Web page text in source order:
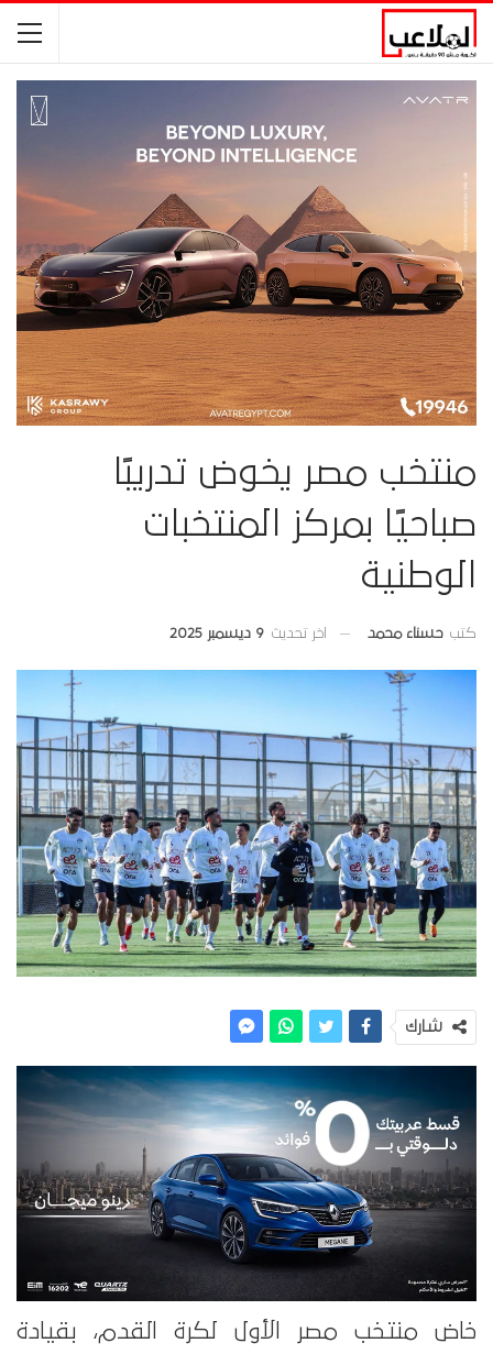
منتخب مصر يخوض تدريبًا
صباحيًا بمركز المنتخبات
الوطنية
كتب حسناء محمد اخر تحديث 9 ديسمبر 2025
شارك
خاض منتخب مصر الأول لكرة القدم، بقيادة